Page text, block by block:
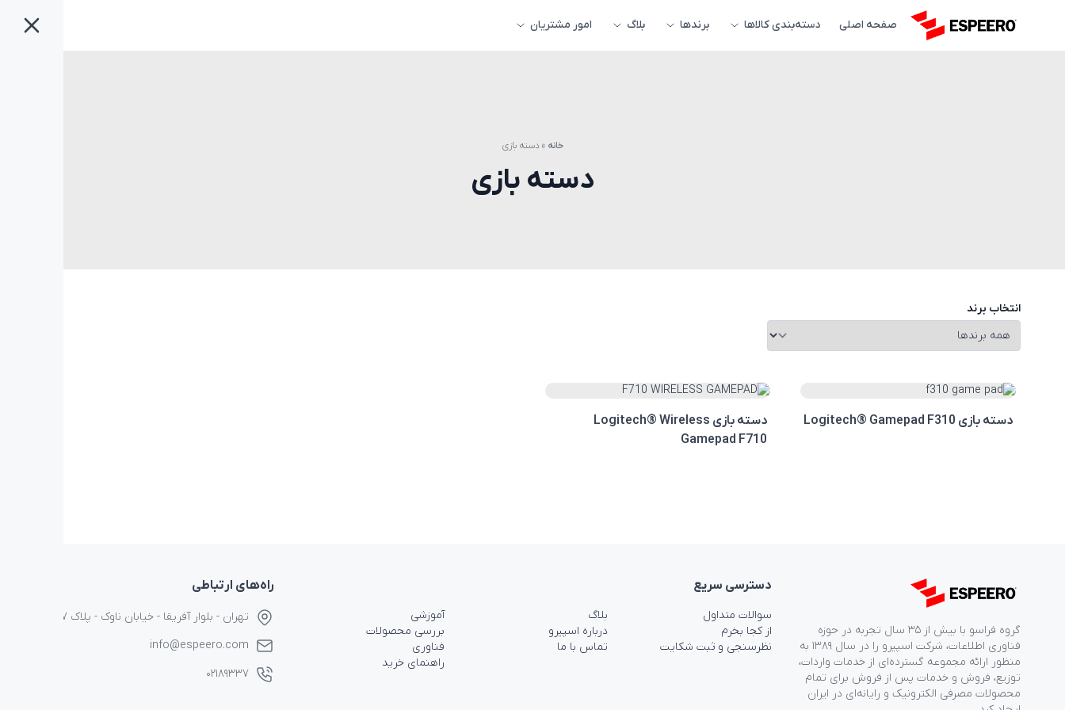
صفحه اصلی دسته‌بندی کالاها برندها بلاگ امور مشتریان
خانه »دسته بازی
دسته بازی
انتخاب برند
دسته بازی Logitech® Gamepad F310
دسته بازی Logitech® Wireless
Gamepad F710
گروه فراسو با بیش از ۳۵ سال تجربه در حوزه
فناوری اطلاعات، شرکت اسپیرو را در سال ۱۳۸۹ به
منظور ارائه مجموعه گسترده‌ای از خدمات واردات،
توزیع، فروش و خدمات پس از فروش برای تمام
محصولات مصرفی الکترونیک و رایانه‌ای در ایران
دسترسی‌ سریع
سوالات متداول
از کجا بخرم
نظرسنجی و ثبت شکایت
بلاگ
درباره اسپیرو
تماس با ما
آموزشی
بررسی محصولات
فناوری
راهنمای خرید
راه‌های ارتباطی
تهران - بلوار آفریقا - خیابان ناوک - پلاک ۱۷
info@espeero.com
۰۲۱۸۹۳۳۷